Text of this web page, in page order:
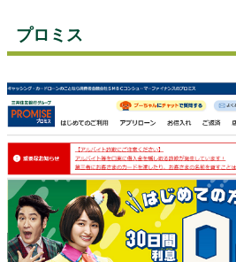
プロミス